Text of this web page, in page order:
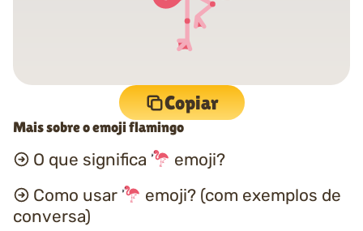
Copiar
Mais sobre o emoji flamingo
O que significa
emoji?
Como usar
emoji? (com exemplos de
conversa)